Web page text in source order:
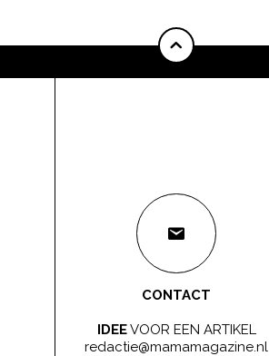
CONTACT
IDEEVOOR EEN ARTIKEL
redactie@mamamagazine.nl